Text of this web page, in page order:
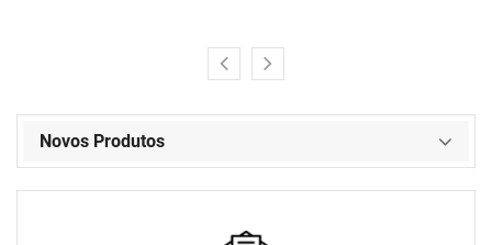
Novos Produtos